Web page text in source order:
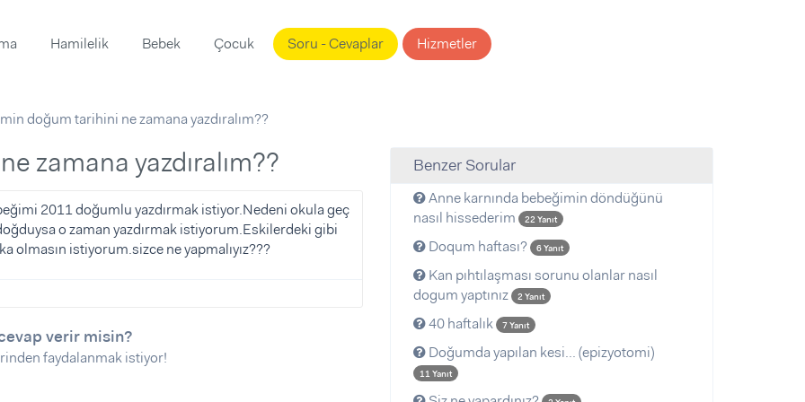
Hamilelik Bebek Çocuk Soru - Cevaplar Hizmetler
doğum tarihini ne zamana yazdıralım??
zamana yazdıralım??
2011 doğumlu yazdırmak istiyor.Nedeni okula geç
o zaman yazdırmak istiyorum.Eskilerdeki gibi
olmasın istiyorum.sizce ne yapmalıyız???
verir misin?
faydalanmak istiyor!
Benzer Sorular
Anne karnında bebeğimin döndüğünü
nasıl hissederim
22 Yanıt
Doqum haftası? 6 Yanıt
Kan pıhtılaşması sorunu olanlar nasıl
dogum yaptınız
2 Yanıt
40 haftalık 7 Yanıt
Doğumda yapılan kesi... (epizyotomi)
11 Yanıt